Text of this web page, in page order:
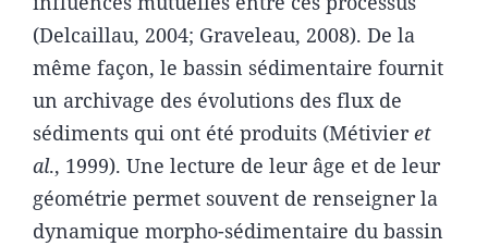
(Delcaillau, 2004; Graveleau, 2008). De la
même façon, le bassin sédimentaire fournit
un archivage des évolutions des flux de
sédiments qui ont été produits (Métivieret
al., 1999). Une lecture de leur âge et de leur
géométrie permet souvent de renseigner la
dynamique morpho-sédimentaire du bassin